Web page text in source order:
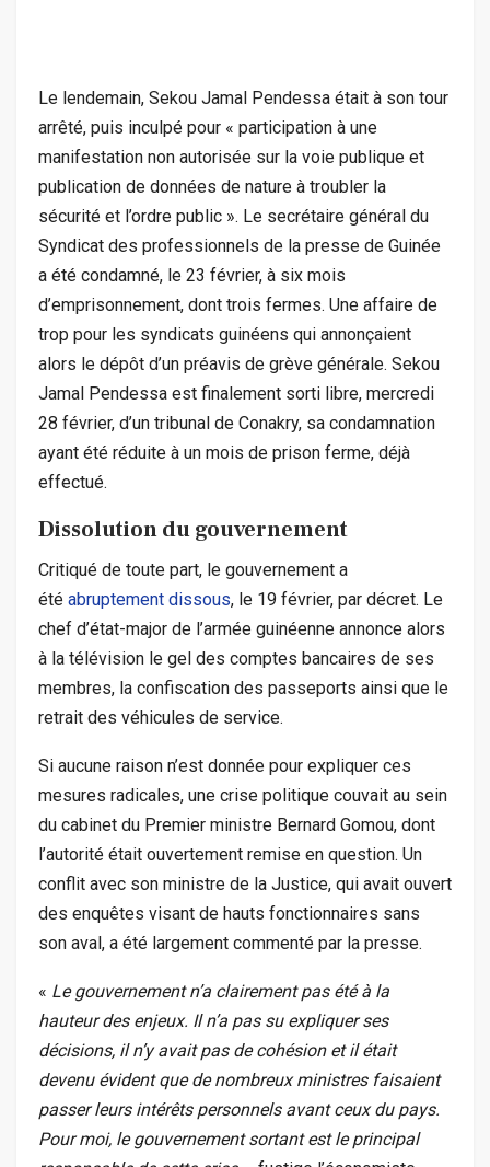
Le lendemain, Sekou Jamal Pendessa était à son tour
arrêté, puis inculpé pour « participation à une
manifestation non autorisée sur la voie publique et
publication de données de nature à troubler la
sécurité et l’ordre public ». Le secrétaire général du
Syndicat des professionnels de la presse de Guinée
a été condamné, le 23 février, à six mois
d’emprisonnement, dont trois fermes. Une affaire de
trop pour les syndicats guinéens qui annonçaient
alors le dépôt d’un préavis de grève générale. Sekou
Jamal Pendessa est finalement sorti libre, mercredi
28 février, d’un tribunal de Conakry, sa condamnation
ayant été réduite à un mois de prison ferme, déjà
effectué.
Dissolution du gouvernement
Critiqué de toute part, le gouvernement a
été abruptement dissous, le 19 février, par décret. Le
chef d’état-major de l’armée guinéenne annonce alors
à la télévision le gel des comptes bancaires de ses
membres, la confiscation des passeports ainsi que le
retrait des véhicules de service.
Si aucune raison n’est donnée pour expliquer ces
mesures radicales, une crise politique couvait au sein
du cabinet du Premier ministre Bernard Gomou, dont
l’autorité était ouvertement remise en question. Un
conflit avec son ministre de la Justice, qui avait ouvert
des enquêtes visant de hauts fonctionnaires sans
son aval, a été largement commenté par la presse.
« Le gouvernement n’a clairement pas été à la
hauteur des enjeux. Il n’a pas su expliquer ses
décisions, il n’y avait pas de cohésion et il était
devenu évident que de nombreux ministres faisaient
passer leurs intérêts personnels avant ceux du pays.
Pour moi, le gouvernement sortant est le principal